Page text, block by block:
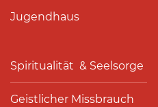
Jugendhaus
Spiritualität & Seelsorge
Geistlicher Missbrauch